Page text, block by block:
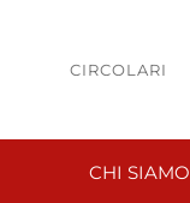
CIRCOLARI
CHI SIAMO